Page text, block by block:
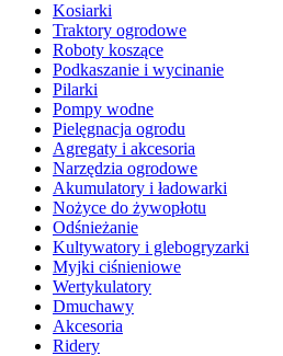
Kosiarki
Traktory ogrodowe
Roboty koszące
Podkaszanie i wycinanie
Pilarki
Pompy wodne
Pielęgnacja ogrodu
Agregaty i akcesoria
Narzędzia ogrodowe
Akumulatory i ładowarki
Nożyce do żywopłotu
Odśnieżanie
Kultywatory i glebogryzarki
Myjki ciśnieniowe
Wertykulatory
Dmuchawy
Akcesoria
Ridery